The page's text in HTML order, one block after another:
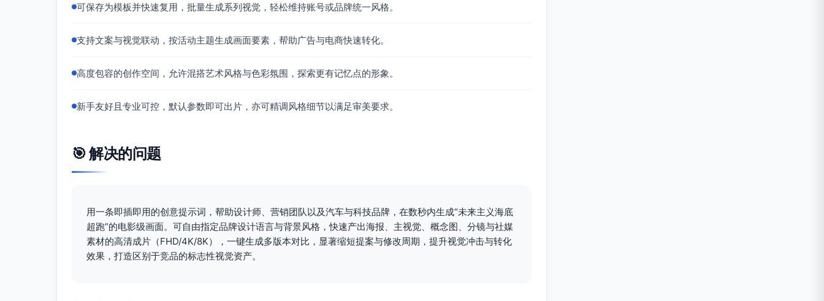
可保存为模板并快速复用，批量生成系列视觉，轻松维持账号或品牌统一风格。
支持文案与视觉联动，按活动主题生成画面要素，帮助广告与电商快速转化。
高度包容的创作空间，允许混搭艺术风格与色彩氛围，探索更有记忆点的形象。
新手友好且专业可控，默认参数即可出片，亦可精调风格细节以满足审美要求。
🎯 解决的问题
用一条即插即用的创意提示词，帮助设计师、营销团队以及汽车与科技品牌，在数秒内生成“未来主义海底
超跑”的电影级画面。可自由指定品牌设计语言与背景风格，快速产出海报、主视觉、概念图、分镜与社媒
素材的高清成片（FHD/4K/8K），一键生成多版本对比，显著缩短提案与修改周期，提升视觉冲击与转化
效果，打造区别于竞品的标志性视觉资产。